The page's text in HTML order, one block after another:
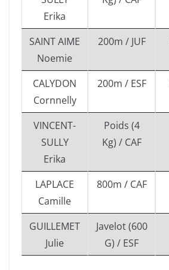
Erika
SAINT AIME
Noemie
200m / JUF
CALYDON
Cornnelly
200m / ESF
VINCENT-
SULLY
Erika
Poids (4
Kg) / CAF
LAPLACE
Camille
800m / CAF
GUILLEMET
Julie
Javelot (600
G) / ESF